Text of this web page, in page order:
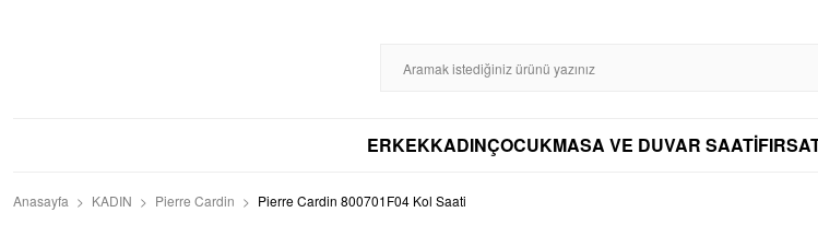
ERKEKKADINÇOCUKMASA VE DUVAR SAATİ
Anasayfa KADIN Pierre Cardin Pierre Cardin 800701F04 Kol Saati